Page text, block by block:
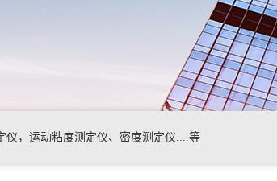
仪，运动粘度测定仪、密度测定仪....等